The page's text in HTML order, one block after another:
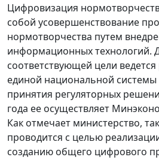
Цифровизация
собой усовершенствование
нормотворчества путем
информационных технологий.
соответствующей цели
единой национальной системы
принятия регуляторных
года ее осуществляет
Как отмечает министерство,
проводится с целью
созданию общего цифрового